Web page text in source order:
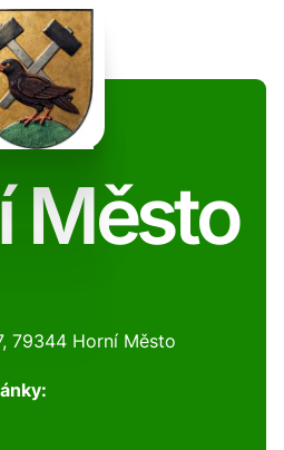
Město
79344 Horní Město